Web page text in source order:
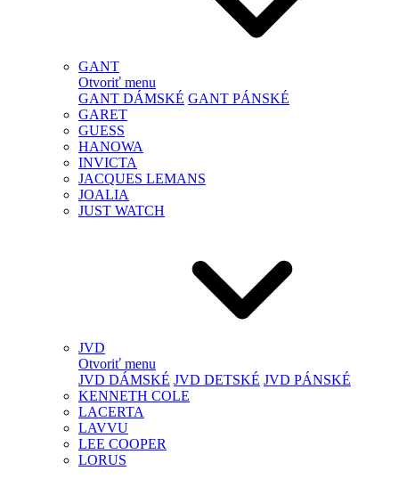
GANT
Otvoriť menu
GANT DÁMSKÉ GANT PÁNSKÉ
GARET
GUESS
HANOWA
INVICTA
JACQUES LEMANS
JOALIA
JUST WATCH
JVD
Otvoriť menu
JVD DÁMSKÉ JVD DETSKÉ JVD PÁNSKÉ
KENNETH COLE
LACERTA
LAVVU
LEE COOPER
LORUS